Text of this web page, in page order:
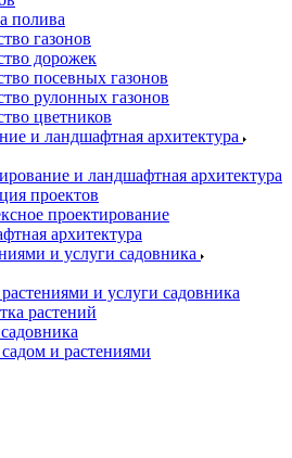
полива
газонов
дорожек
посевных газонов
рулонных газонов
цветников
и ландшафтная архитектура
и ландшафтная архитектура
проектов
проектирование
архитектура
и услуги садовника
растениями и услуги садовника
растений
садом и растениями